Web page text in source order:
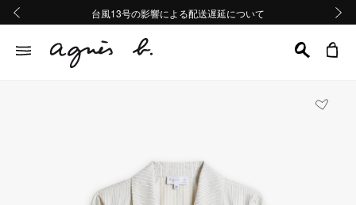
熊本地域地震の影響による配送遅延について
Summer Sale 2buy10%OFF!!
台風13号の影響による配送遅延について
熊本地域地震の影響による配送遅延について
Summer Sale 2buy10%OFF!!